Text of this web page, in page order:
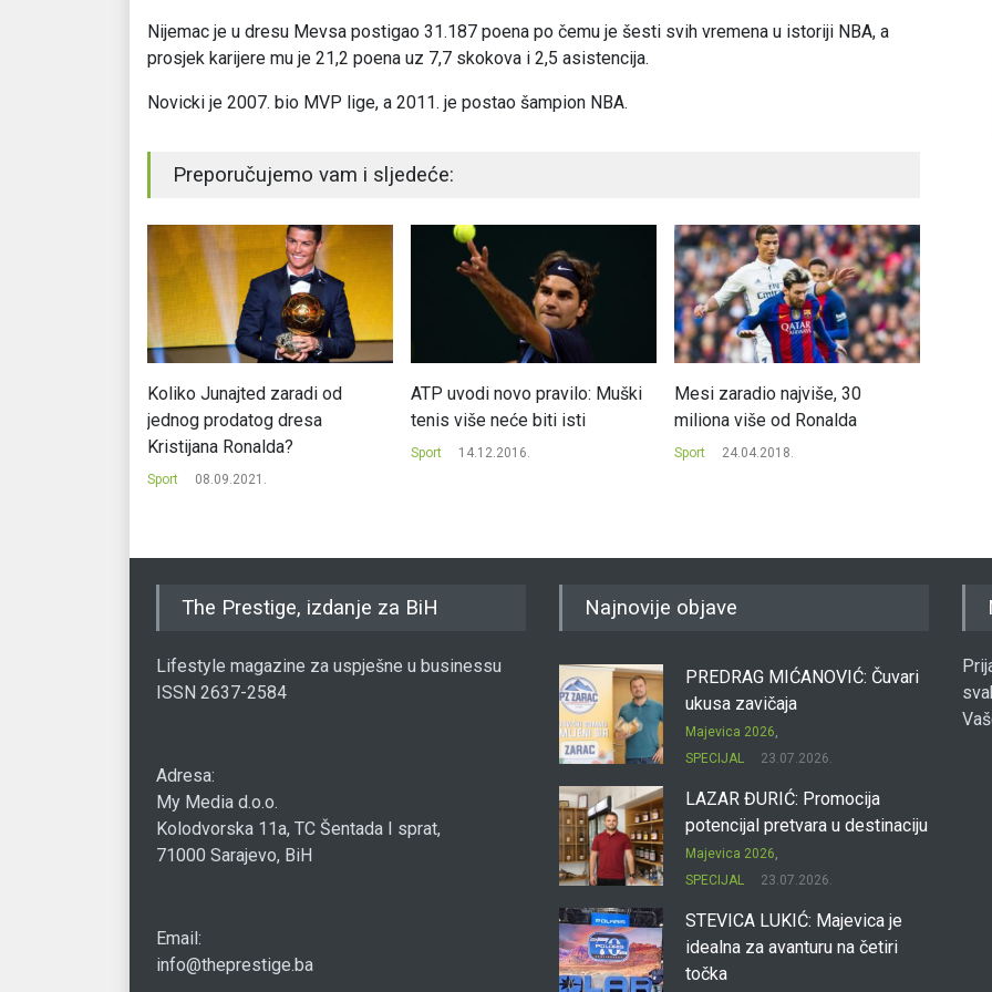
Nijemac je u dresu Mevsa postigao 31.187 poena po čemu je šesti svih vremena u istoriji NBA, a
prosjek karijere mu je 21,2 poena uz 7,7 skokova i 2,5 asistencija.
Novicki je 2007. bio MVP lige, a 2011. je postao šampion NBA.
Preporučujemo vam i sljedeće:
Koliko Junajted zaradi od
jednog prodatog dresa
Kristijana Ronalda?
Sport 08.09.2021.
ATP uvodi novo pravilo: Muški
tenis više neće biti isti
Sport 14.12.2016.
Mesi zaradio najviše, 30
miliona više od Ronalda
Sport 24.04.2018.
The Prestige, izdanje za BiH
Lifestyle magazine za uspješne u businessu
ISSN 2637-2584
Adresa:
My Media d.o.o.
Kolodvorska 11a, TC Šentada I sprat,
71000 Sarajevo, BiH
Email:
info@theprestige.ba
Najnovije objave
PREDRAG MIĆANOVIĆ: Čuvari
ukusa zavičaja
Majevica 2026
SPECIJAL
23.07.2026.
LAZAR ĐURIĆ: Promocija
potencijal pretvara u destinaciju
Majevica 2026
SPECIJAL
23.07.2026.
STEVICA LUKIĆ: Majevica je
idealna za avanturu na četiri
točka